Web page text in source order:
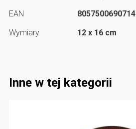
EAN
8057500690714
Wymiary
12 x 16 cm
Inne w tej kategorii